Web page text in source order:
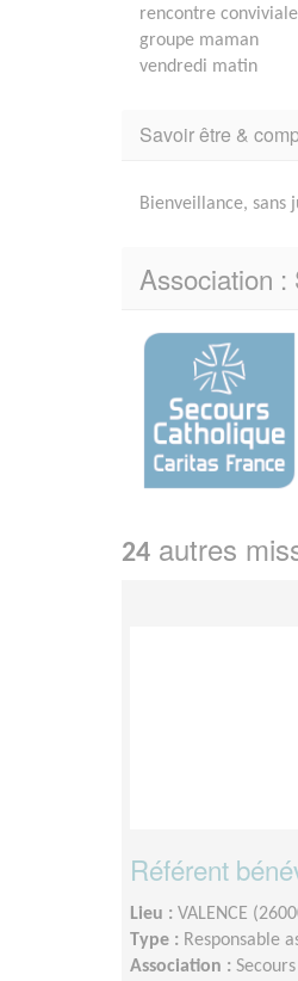
rencontre
groupe maman
vendredi matin
Savoir être &
Bienveillance, sans
Association
24 autres
Référent
Lieu : VALENCE
Type : Responsable
Association :